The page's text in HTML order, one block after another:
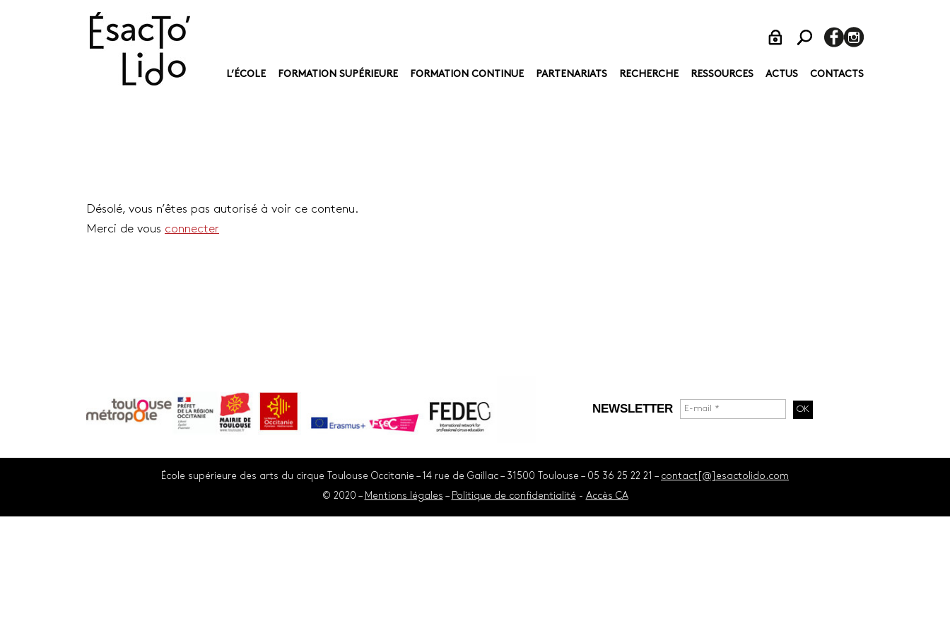
L’ÉCOLE FORMATION SUPÉRIEURE FORMATION CONTINUE PARTENARIATS RECHERCHE RESSOURCES ACTUS CONTACTS
Désolé, vous n’êtes pas autorisé à voir ce contenu.
Merci de vous connecter
NEWSLETTER
École supérieure des arts du cirque Toulouse Occitanie – 14 rue de Gaillac – 31500 Toulouse – 05 36 25 22 21 – contact[@]esactolido.com
© 2020 – Mentions légales – Politique de confidentialité - Accès CA